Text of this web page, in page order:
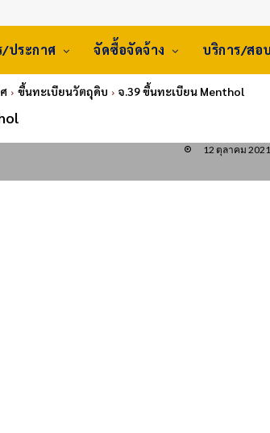
ประกาศ จัดซื้อจัดจ้าง บริการ/สอ
ขึ้นทะเบียนวัตถุดิบ จ.39 ขึ้นทะเบียน Menthol
12 ตุลาคม 2021